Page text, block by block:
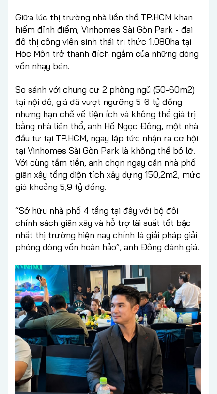
Giữa lúc thị trường nhà liền thổ TP.HCM khan
hiếm đỉnh điểm, Vinhomes Sài Gòn Park - đại
đô thị công viên sinh thái tri thức 1.080ha tại
Hóc Môn trở thành đích ngắm của những dòng
vốn nhạy bén.
So sánh với chung cư 2 phòng ngủ (50-60m2)
tại nội đô, giá đã vượt ngưỡng 5-6 tỷ đồng
nhưng hạn chế về tiện ích và không thể giá trị
bằng nhà liền thổ, anh Hồ Ngọc Đông, một nhà
đầu tư tại TP.HCM, ngay lập tức nhận ra cơ hội
tại Vinhomes Sài Gòn Park là không thể bỏ lỡ.
Với cùng tầm tiền, anh chọn ngay căn nhà phố
giãn xây tổng diện tích xây dựng 150,2m2, mức
giá khoảng 5,9 tỷ đồng.
“Sở hữu nhà phố 4 tầng tại đây với bộ đôi
chính sách giãn xây và hỗ trợ lãi suất tốt bậc
nhất thị trường hiện nay chính là giải pháp giải
phóng dòng vốn hoàn hảo”, anh Đông đánh giá.